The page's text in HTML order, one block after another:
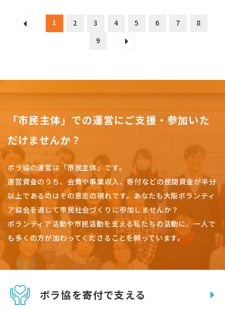
1 2 3 4 5 6 7
8
9
「市民主体」での運営にご支援・参加いた
だけませんか？
ボラ協の運営は「市民主体」です。
運営資金のうち、会費や事業収入、寄付などの民間資金が半分
以上であるのはその意志の現れです。 あなたも大阪ボランティ
ア協会を通じて市民社会づくりに参加しませんか？
ボランティア活動や市民活動を支える私たちの活動に、一人で
も多くの方が加わってくださることを願っています。
ボラ協を寄付で支える